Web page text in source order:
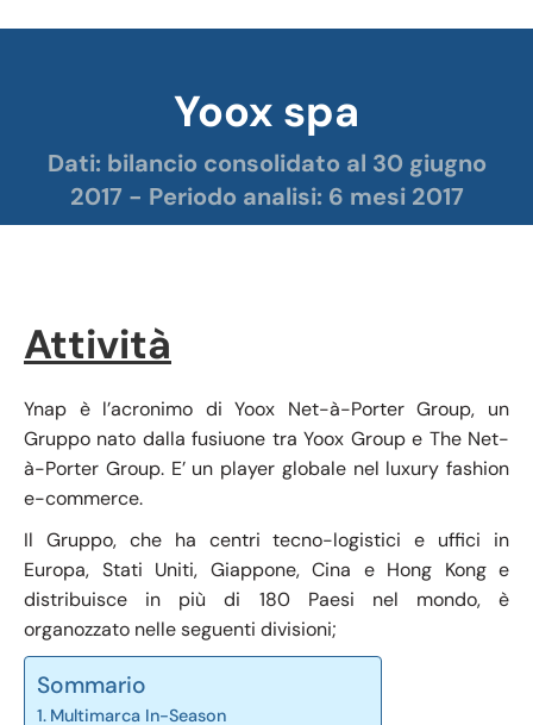
Yoox spa
Dati: bilancio consolidato al 30 giugno
2017 - Periodo analisi: 6 mesi 2017
Tu sei qui:
Attività
Ynap è l’acronimo di Yoox Net-à-Porter Group, un
Gruppo nato dalla fusiuone tra Yoox Group e The Net-
à-Porter Group. E’ un player globale nel luxury fashion
e-commerce.
Il Gruppo, che ha centri tecno-logistici e uffici in
Europa, Stati Uniti, Giappone, Cina e Hong Kong e
distribuisce in più di 180 Paesi nel mondo, è
organozzato nelle seguenti divisioni;
Sommario
Multimarca In-Season